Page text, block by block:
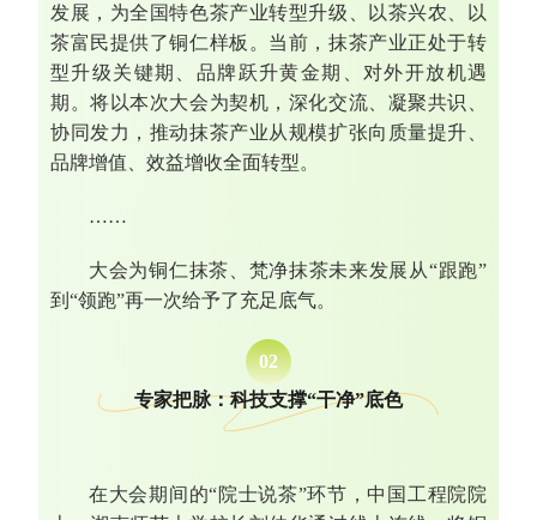
发展，为全国特色茶产业转型升级、以茶兴农、以
茶富民提供了铜仁样板。当前，抹茶产业正处于转
型升级关键期、品牌跃升黄金期、对外开放机遇
期。将以本次大会为契机，深化交流、凝聚共识、
协同发力，推动抹茶产业从规模扩张向质量提升、
品牌增值、效益增收全面转型。
……
大会为铜仁抹茶、梵净抹茶未来发展从“跟跑”
到“领跑”再一次给予了充足底气。
02
专家把脉：科技支撑“干净”底色
在大会期间的“院士说茶”环节，中国工程院院